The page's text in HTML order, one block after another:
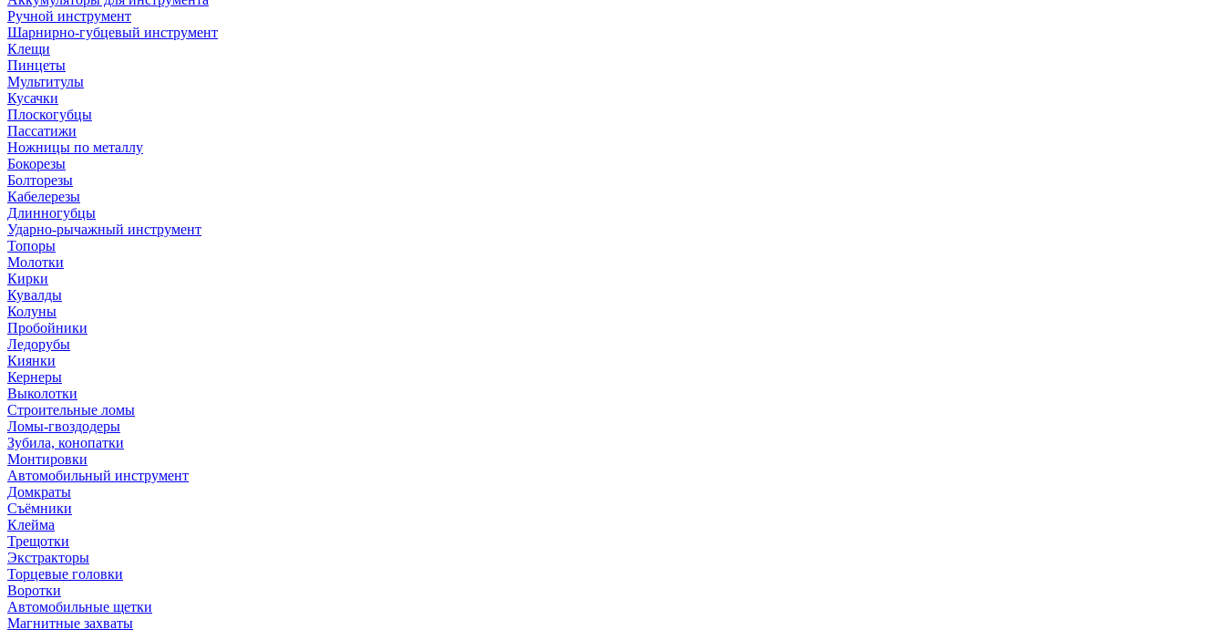
Ручной инструмент
Шарнирно-губцевый инструмент
Клещи
Пинцеты
Мультитулы
Кусачки
Плоскогубцы
Пассатижи
Ножницы по металлу
Бокорезы
Болторезы
Кабелерезы
Длинногубцы
Ударно-рычажный инструмент
Топоры
Молотки
Кирки
Кувалды
Колуны
Пробойники
Ледорубы
Киянки
Кернеры
Выколотки
Строительные ломы
Ломы-гвоздодеры
Зубила, конопатки
Монтировки
Автомобильный инструмент
Домкраты
Съёмники
Клейма
Трещотки
Экстракторы
Торцевые головки
Воротки
Автомобильные щетки
Магнитные захваты